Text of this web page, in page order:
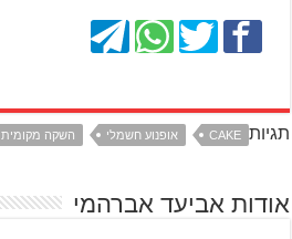
תגיות CAKE אופנוע חשמלי השקה מקומית
אודות אביעד אברהמי